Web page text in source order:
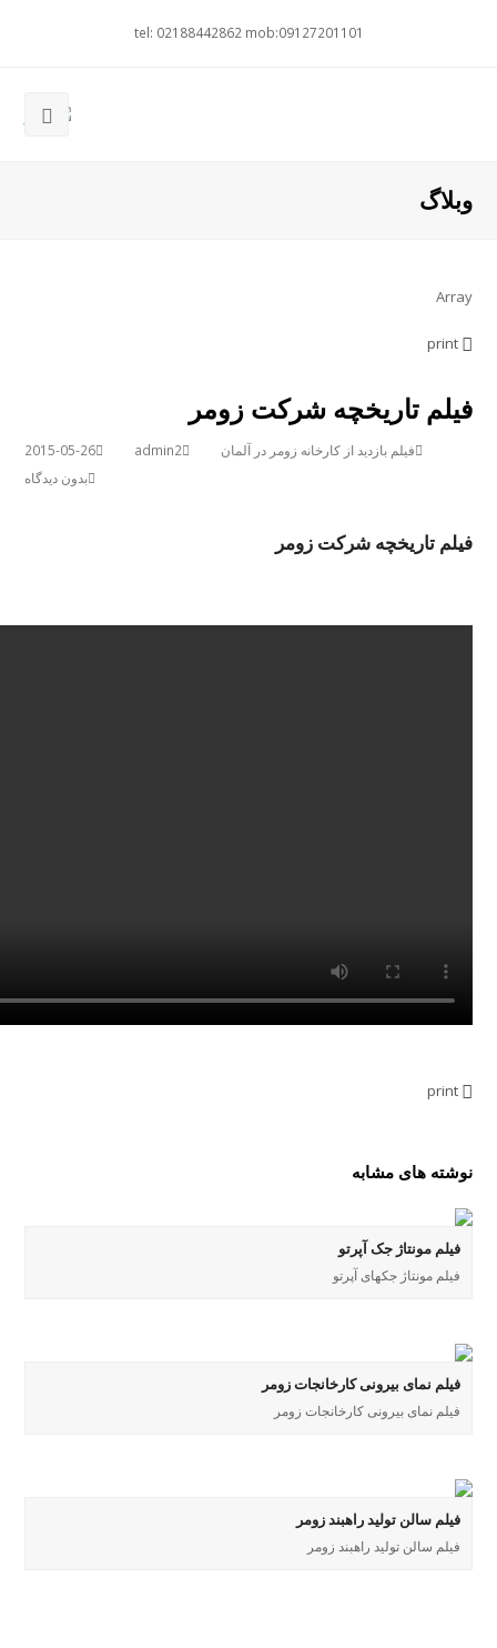
tel: 02188442862 mob:09127201101
وبلاگ
Array
print
فیلم تاریخچه شرکت زومر
2015-05-26 admin2
فیلم بازدید از کارخانه زومر در آلمان
بدون دیدگاه
فیلم تاریخچه شرکت زومر
print
نوشته های مشابه
فیلم مونتاژ جک آپرتو
فیلم مونتاژ جکهای آپرتو
فیلم نمای بیرونی کارخانجات زومر
فیلم نمای بیرونی کارخانجات زومر
فیلم سالن تولید راهبند زومر
فیلم سالن تولید راهبند زومر